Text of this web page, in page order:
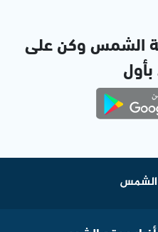
الشمس وكن على
بأول